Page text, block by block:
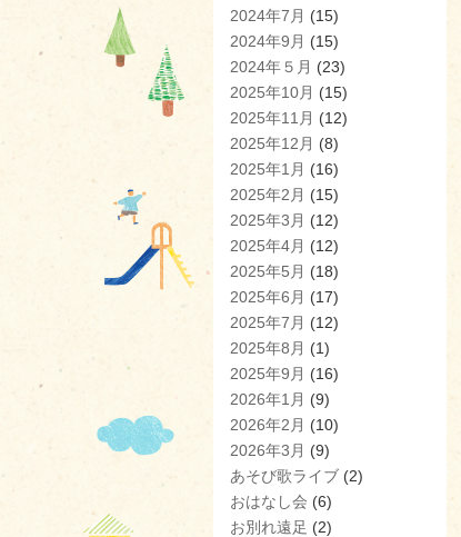
2024年7月 (15)
2024年9月 (15)
2024年５月 (23)
2025年10月 (15)
2025年11月 (12)
2025年12月 (8)
2025年1月 (16)
2025年2月 (15)
2025年3月 (12)
2025年4月 (12)
2025年5月 (18)
2025年6月 (17)
2025年7月 (12)
2025年8月 (1)
2025年9月 (16)
2026年1月 (9)
2026年2月 (10)
2026年3月 (9)
あそび歌ライブ (2)
おはなし会 (6)
お別れ遠足 (2)